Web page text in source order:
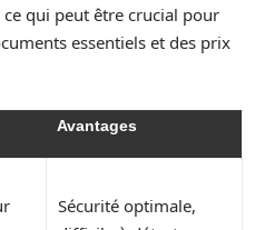
qui peut être crucial pour
essentiels et des prix
Avantages
Sécurité optimale,